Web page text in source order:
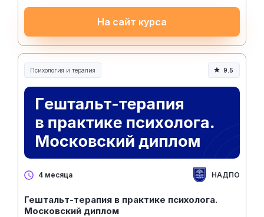
На сайт курса
Психология и терапия 9.5
4 месяца НАДПО
Гештальт-терапия в практике психолога.
Московский диплом